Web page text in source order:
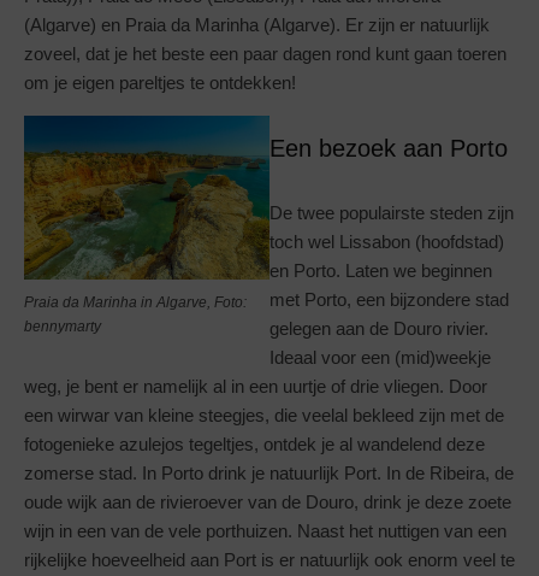
(Algarve) en Praia da Marinha (Algarve). Er zijn er natuurlijk
zoveel, dat je het beste een paar dagen rond kunt gaan toeren
om je eigen pareltjes te ontdekken!
Praia da Marinha in Algarve, Foto:
bennymarty
Een bezoek aan Porto
De twee populairste steden zijn
toch wel Lissabon (hoofdstad)
en Porto. Laten we beginnen
met Porto, een bijzondere stad
gelegen aan de Douro rivier.
Ideaal voor een (mid)weekje
weg, je bent er namelijk al in een uurtje of drie vliegen. Door
een wirwar van kleine steegjes, die veelal bekleed zijn met de
fotogenieke azulejos tegeltjes, ontdek je al wandelend deze
zomerse stad. In Porto drink je natuurlijk Port. In de Ribeira, de
oude wijk aan de rivieroever van de Douro, drink je deze zoete
wijn in een van de vele porthuizen. Naast het nuttigen van een
rijkelijke hoeveelheid aan Port is er natuurlijk ook enorm veel te